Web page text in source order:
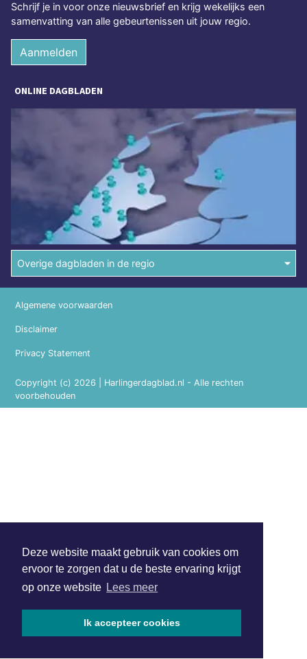
Deze website maakt gebruik van cookies om
ervoor te zorgen dat u de beste ervaring krijgt
op onze website Lees meer
Ik accepteer cookies
Schrijf je in voor onze nieuwsbrief en krijg wekelijks een
samenvatting van alle gebeurtenissen uit jouw regio.
Aanmelden
ONLINE DAGBLADEN
Overige dagbladen in de regio
Copyright (c) 2026 | Harlingerdagblad.nl - Alle rechten
voorbehouden
Algemene voorwaarden
Disclaimer
Privacy Statement